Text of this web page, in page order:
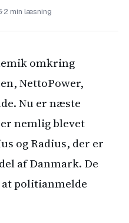
·2 min læsning
omkring
NettoPower,
Nu er næste
nemlig blevet
og Radius, der er
af Danmark. De
politianmelde